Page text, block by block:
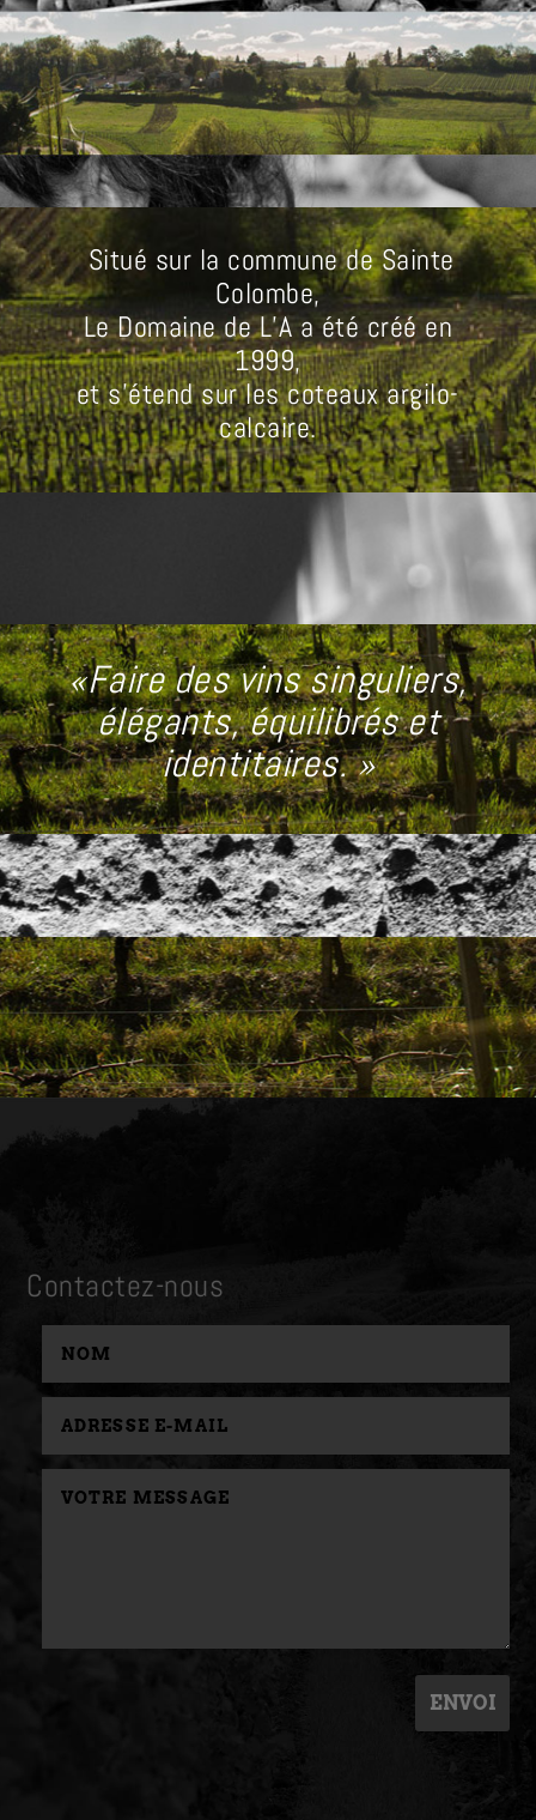
Situé sur la commune de Sainte
Colombe,
Le Domaine de L’A a été créé en
1999,
et s’étend sur les coteaux argilo-
calcaire.
«Faire des vins singuliers,
élégants, équilibréset
identitaires. »
Contactez-nous
ENVOI